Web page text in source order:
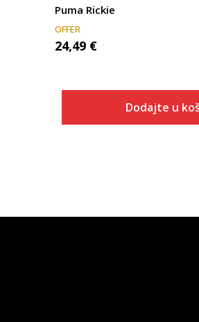
Puma Rickie
OFFER
24,49 €
Dodajte u